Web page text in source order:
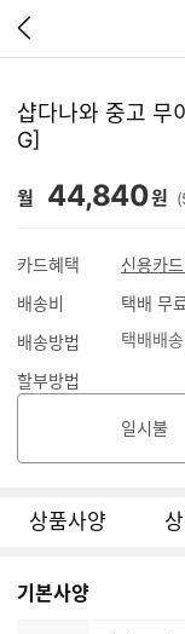
이
지
가
샵다나와 중고
G]
월 44,840원
카드혜택
신용카
배송비
택배 무
배송방법
택배배송
할부방법
일시불
상품사양
기본사양